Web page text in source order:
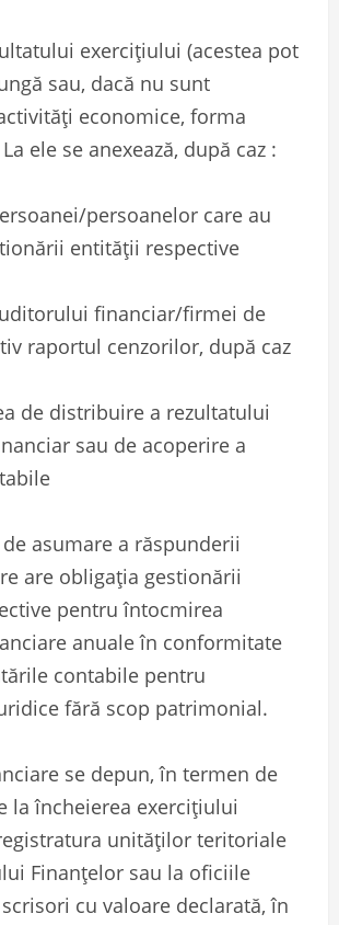
exerciţiului (acestea pot
sau, dacă nu sunt
economice, forma
ele se anexează, după caz :
persoanelor care au
entităţii respective
financiar/firmei de
raportul cenzorilor, după caz
de distribuire a rezultatului
sau de acoperire a
asumare a răspunderii
are obligaţia gestionării
pentru întocmirea
anuale în conformitate
contabile pentru
fără scop patrimonial.
se depun, în termen de
la încheierea exerciţiului
unităţilor teritoriale
Finanţelor sau la oficiile
cu valoare declarată, în